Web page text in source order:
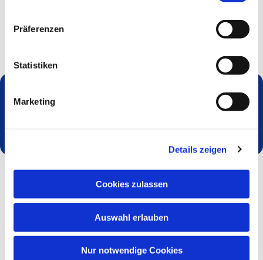
Präferenzen
Statistiken
Marketing
Details zeigen
Cookies zulassen
Auswahl erlauben
Nur notwendige Cookies
Dies könnte Sie auch interessieren